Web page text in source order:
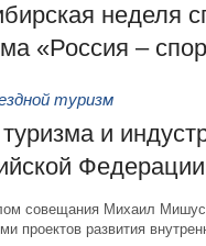
неделя
«Россия –
туризм
и
Федерации
совещания Михаил
проектов развития